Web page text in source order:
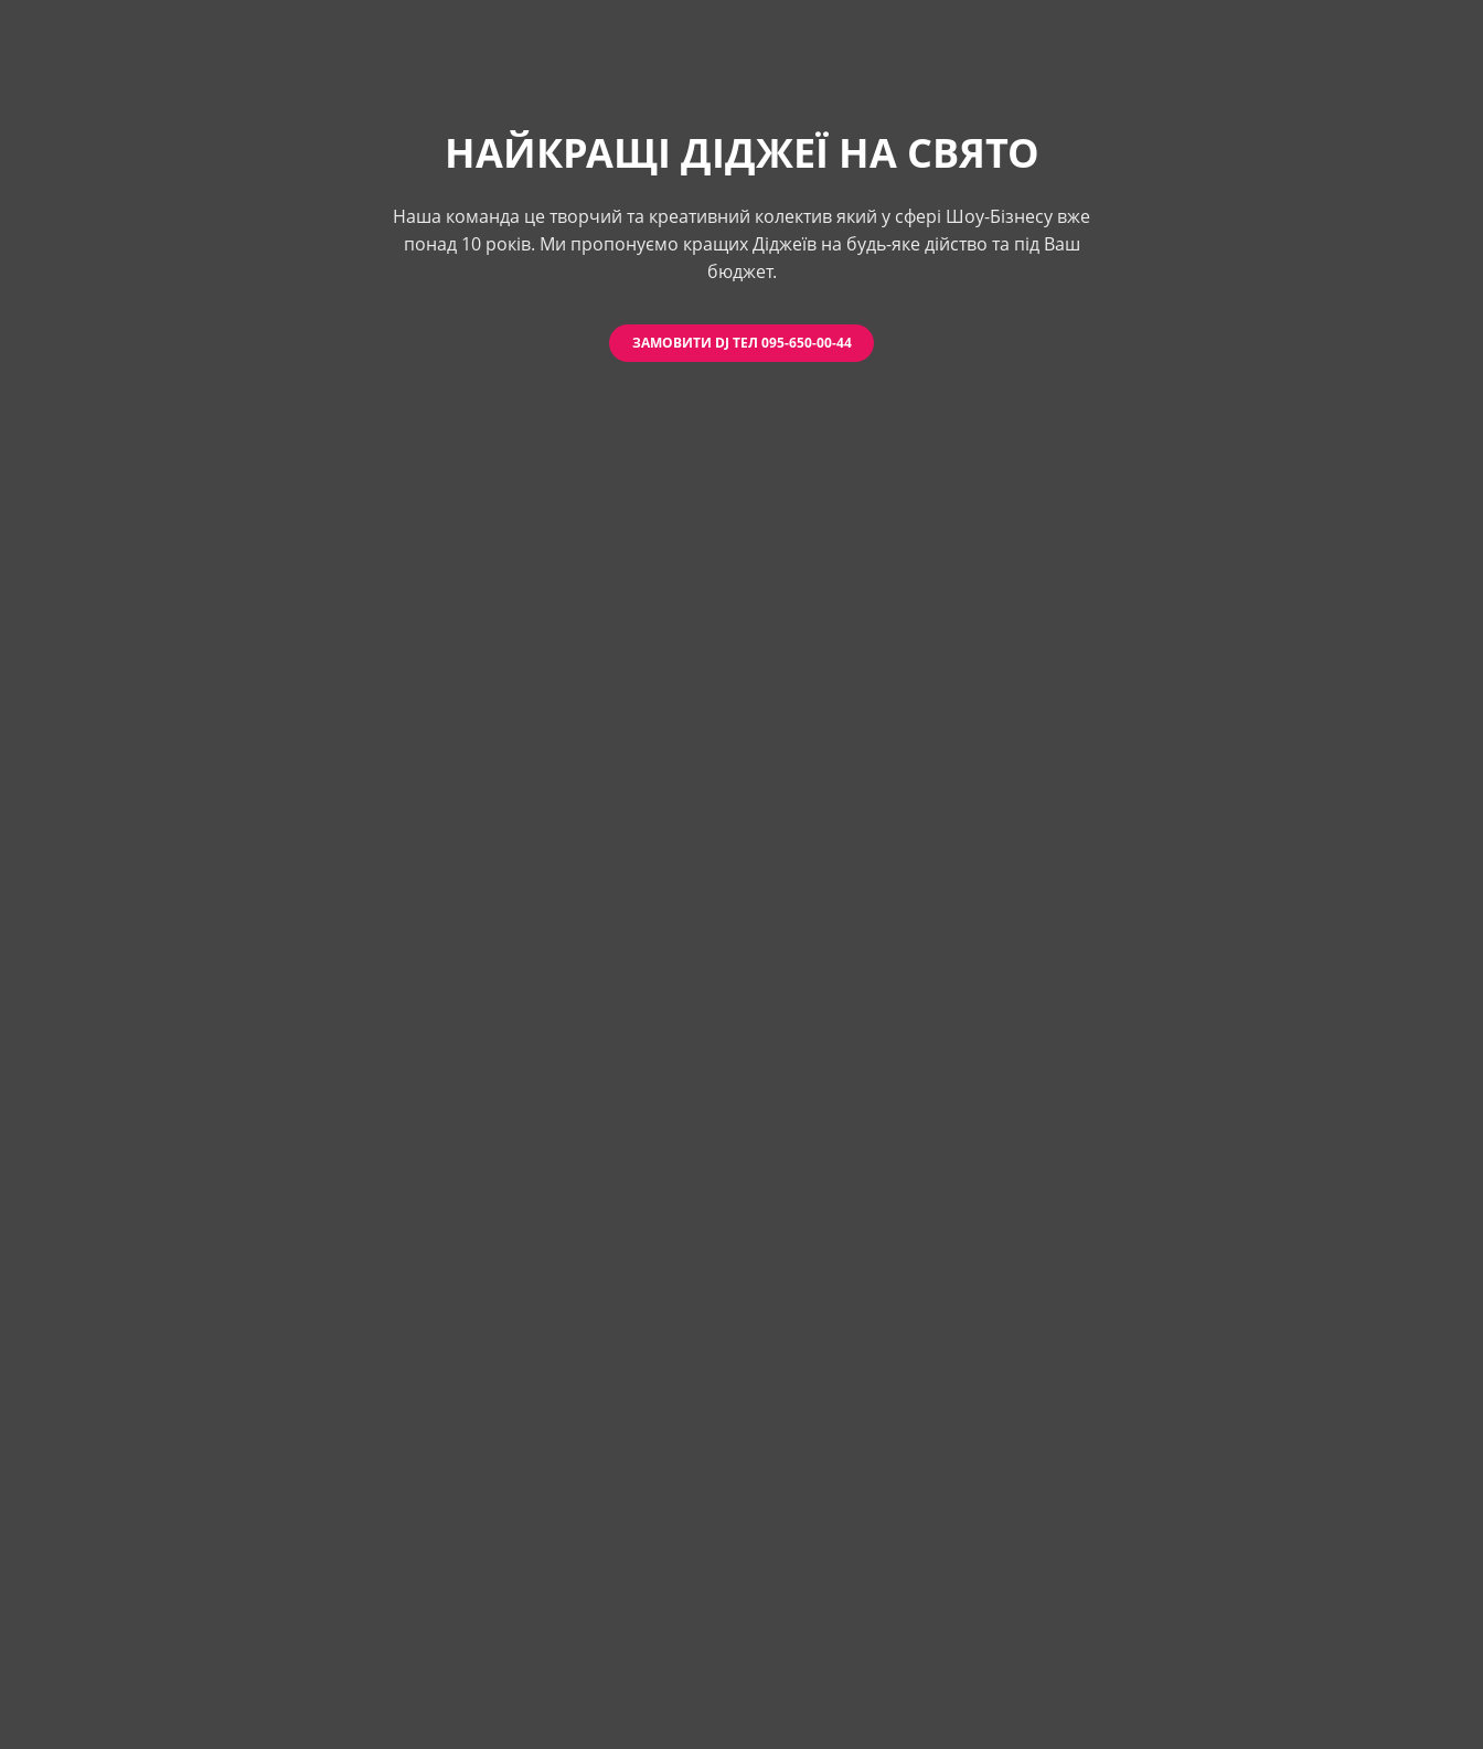
НАЙКРАЩІ ДІДЖЕЇ НА СВЯТО
Наша команда це творчий та креативний колектив який у сфері Шоу-Бізнесу вже
понад 10 років. Ми пропонуємо кращих Діджеїв на будь-яке дійство та під Ваш
бюджет.
ЗАМОВИТИ DJ ТЕЛ 095-650-00-44